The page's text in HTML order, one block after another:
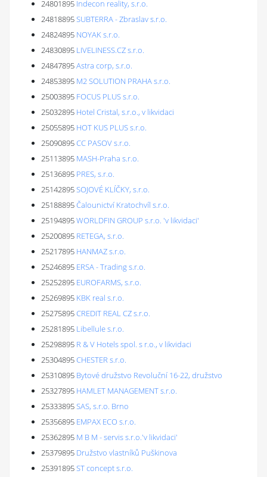
24801895 Indecon reality, s.r.o.
24818895SUBTERRA - Zbraslav s.r.o.
24824895 NOYAK s.r.o.
24830895 LIVELINESS.CZ s.r.o.
24847895Astra corp, s.r.o.
24853895 M2 SOLUTION PRAHA s.r.o.
25003895 FOCUS PLUS s.r.o.
25032895 Hotel Cristal, s.r.o., v likvidaci
25055895 HOT KUS PLUS s.r.o.
25090895CC PASOV s.r.o.
25113895 MASH-Praha s.r.o.
25136895 PRES, s.r.o.
25142895SOJOVÉ KLÍČKY, s.r.o.
25188895Čalounictví Kratochvíl s.r.o.
25194895WORLDFIN GROUP s.r.o. 'v likvidaci'
25200895 RETEGA, s.r.o.
25217895 HANMAZ s.r.o.
25246895 ERSA - Trading s.r.o.
25252895 EUROFARMS, s.r.o.
25269895 KBK real s.r.o.
25275895CREDIT REAL CZ s.r.o.
25281895 Libellule s.r.o.
25298895 R & V Hotels spol. s r.o., v likvidaci
25304895CHESTER s.r.o.
25310895 Bytové družstvo Revoluční 16-22, družstvo
25327895 HAMLET MANAGEMENT s.r.o.
25333895SAS, s.r.o. Brno
25356895 EMPAX ECO s.r.o.
25362895 M B M - servis s.r.o.'v likvidaci'
25379895 Družstvo vlastníků Puškinova
25391895ST concept s.r.o.